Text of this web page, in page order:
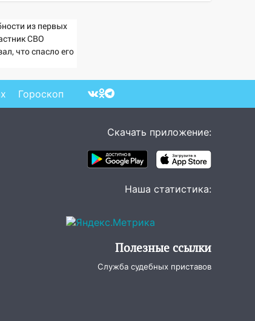
из первых
СВО
что спасло его
Гороскоп
Скачать приложение:
Наша статистика:
Полезные ссылки
Служба судебных приставов